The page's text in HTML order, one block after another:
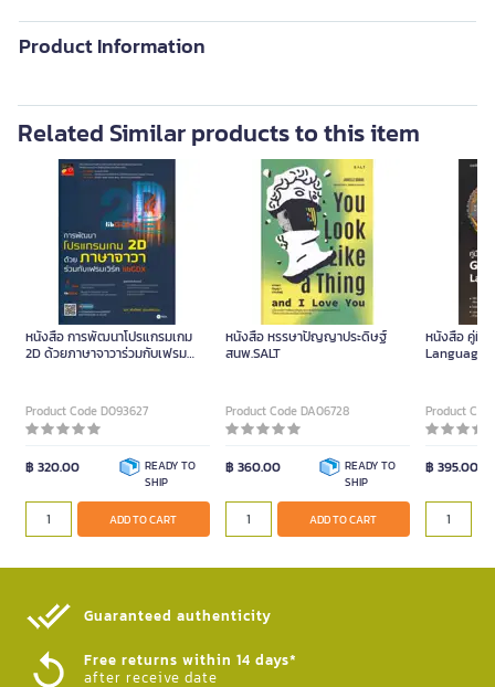
Product Information
Related Similar products to this item
หนังสือ การพัฒนาโปรแกรมเกม
2D ด้วยภาษาจาวาร่วมกับเฟรม
Product Code D093627
฿ 320.00
READY TO
SHIP
ADD TO CART
หนังสือ หรรษาปัญญาประดิษฐ์
สนพ.SALT
Product Code DA06728
฿ 360.00
READY TO
SHIP
ADD TO CART
หนังสือ คู่มือ
Language
Product
฿ 395.00
Guaranteed authenticity​
Free returns within 14 days*
after receive date